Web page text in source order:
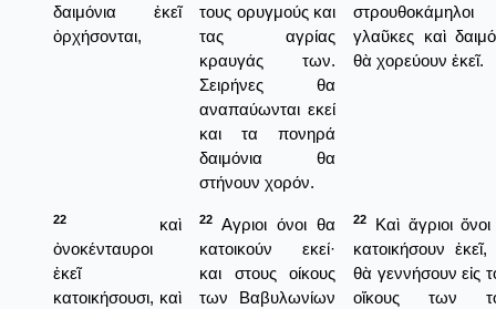
δαιμόνια ἐκεῖ
ὀρχήσονται,
τους ορυγμούς και
τας αγρίας
κραυγάς των.
Σειρήνες θα
αναπαύωνται εκεί
και τα πονηρά
δαιμόνια θα
στήνουν χορόν.
στρουθοκάμηλοι
γλαῦκες καὶ
θὰ χορεύουν ἐκεῖ.
22
καὶ
ὀνοκένταυροι
ἐκεῖ
κατοικήσουσι, καὶ
22
Αγριοι όνοι θα
κατοικούν εκεί·
και στους οίκους
των Βαβυλωνίων
22
Καὶ ἄγριοι
κατοικήσουν ἐκεῖ,
θὰ γεννήσουν εἰς
οἴκους των